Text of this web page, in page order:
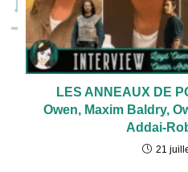
LES ANNEAUX DE
Owen, Maxim Baldry,
Addai-
21